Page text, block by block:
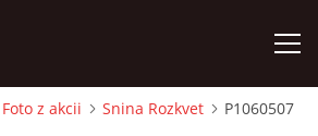
Foto z akcii Snina Rozkvet P1060507